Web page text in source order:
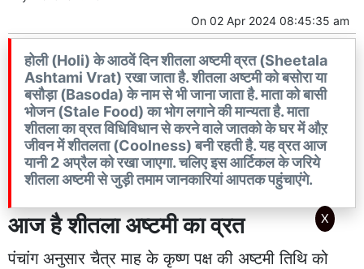
On 02 Apr 2024 08:45:35 am
होली (Holi) के आठवें दिन शीतला अष्टमी व्रत (Sheetala
Ashtami Vrat) रखा जाता है. शीतला अष्टमी को बसोरा या
बसौड़ा (Basoda) के नाम से भी जाना जाता है. माता को बासी
भोजन (Stale Food) का भोग लगाने की मान्यता है. माता
शीतला का व्रत विधिविधान से करने वाले जातको के घर में औऱ
जीवन में शीतलता (Coolness) बनी रहती है. यह व्रत आज
यानी 2 अप्रैल को रखा जाएगा. चलिए इस आर्टिकल के जरिये
शीतला अष्टमी से जुड़ी तमाम जानकारियां आपतक पहुंचाएंगे.
आज है शीतला अष्टमी का व्रत
पंचांग अनुसार चैत्र माह के कृष्ण पक्ष की अष्टमी तिथि को
X